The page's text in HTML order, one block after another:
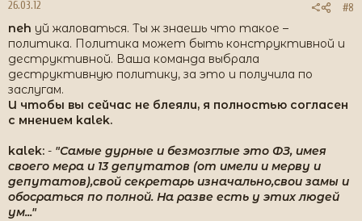
26.03.12 #8
neh уй жаловаться. Ты ж знаешь что такое –
политика. Политика может быть конструктивной и
деструктивной. Ваша команда выбрала
деструктивную политику, за это и получила по
заслугам.
И чтобы вы сейчас не блеяли, я полностью согласен
с мнением kalek.
kalek: - "Самые дурные и безмозглые это ФЗ, имея
своего мера и 13 депутатов (от имели и мерву и
депутатов),свой секретарь изначально,свои замы и
обосраться по полной. На разве есть у этих людей
ум..."